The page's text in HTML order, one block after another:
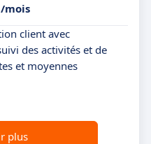
/mois
client avec
des activités et de
et moyennes
plus